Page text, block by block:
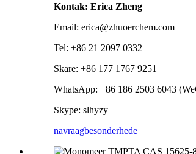
Kontak: Erica Zheng
Email: erica@zhuoerchem.com
Tel: +86 21 2097 0332
Skare: +86 177 1767 9251
WhatsApp: +86 186 2503 6043
Skype: slhyzy
navraagbesonderhede